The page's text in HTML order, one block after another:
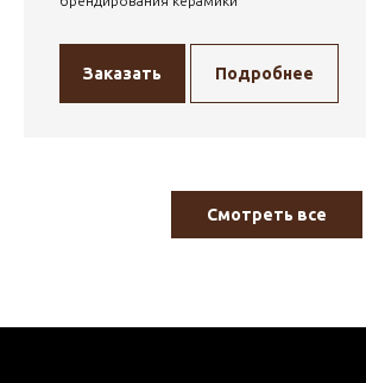
Заказать Подробнее
Смотреть все